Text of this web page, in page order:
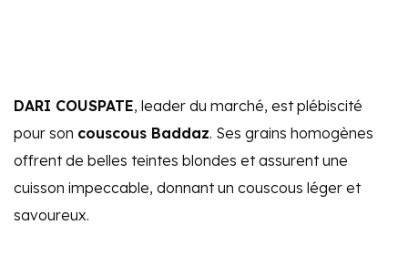
DARI COUSPATE, leader du marché, est plébiscité
pour son couscous Baddaz. Ses grains homogènes
offrent de belles teintes blondes et assurent une
cuisson impeccable, donnant un couscous léger et
savoureux.